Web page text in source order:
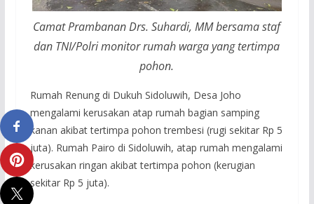
Camat Prambanan Drs. Suhardi, MM bersama staf
dan TNI/Polri monitor rumah warga yang tertimpa
pohon.
Rumah Renung di Dukuh Sidoluwih, Desa Joho
mengalami kerusakan atap rumah bagian samping
kanan akibat tertimpa pohon trembesi (rugi sekitar Rp 5
juta). Rumah Pairo di Sidoluwih, atap rumah mengalami
kerusakan ringan akibat tertimpa pohon (kerugian
sekitar Rp 5 juta).